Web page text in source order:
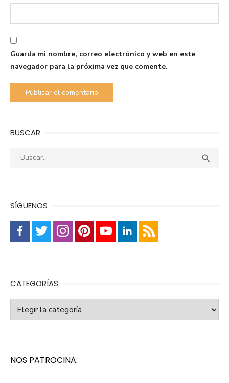
Guarda mi nombre, correo electrónico y web en este
navegador para la próxima vez que comente.
BUSCAR
Buscar: 
SÍGUENOS
CATEGORÍAS
Categorías
NOS PATROCINA: